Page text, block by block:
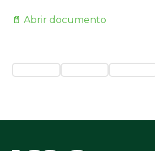
📄 Abrir documento